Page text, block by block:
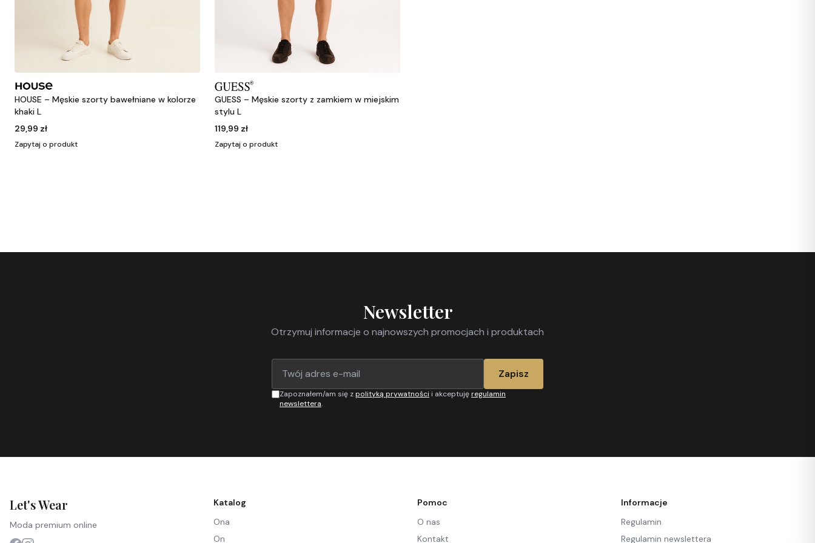
HOUSE – Męskie szorty bawełniane w kolorze
khaki L
29,99 zł
Zapytaj o produkt
GUESS – Męskie szorty z zamkiem w miejskim
stylu L
119,99 zł
Zapytaj o produkt
Newsletter
Otrzymuj informacje o najnowszych promocjach i produktach
Zapisz
Zapoznałem/am się zpolityką prywatności i akceptujęregulamin
newslettera.
Let's Wear
Moda premium online
Katalog
Ona
On
Pomoc
O nas
Kontakt
Informacje
Regulamin
Regulamin newslettera